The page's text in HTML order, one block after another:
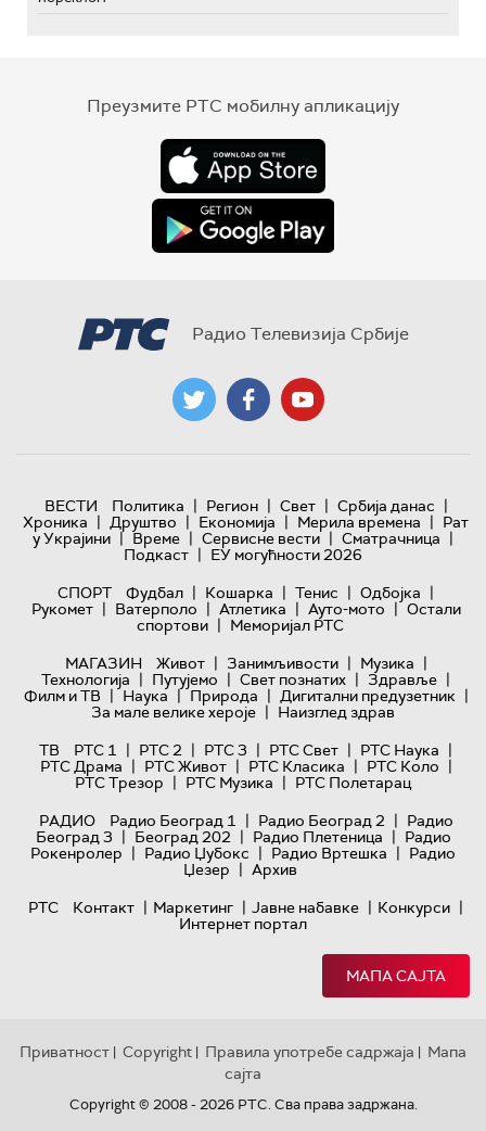
Преузмите РТС мобилну апликацију
Радио Телевизија Србије
ВЕСТИ Политика | Регион | Свет | Србија данас |
Хроника | Друштво | Економија | Мерила времена | Рат
у Украјини | Време | Сервисне вести | Сматрачница |
Подкаст | ЕУ могућности 2026
СПОРТ
Фудбал | Кошарка | Тенис | Одбојка |
Рукомет | Ватерполо | Атлетика | Ауто-мото | Остали
спортови | Меморијал РТС
МАГАЗИН
Живот | Занимљивости | Музика |
Технологијa | Путујемо | Свет познатих | Здравље |
Филм и ТВ | Наука | Природа | Дигитални предузетник |
За мале велике хероје | Наизглед здрав
ТВ
РТС 1 | РТС 2 | РТС 3 | РТС Свет | РТС Наука |
РТС Драма | РТС Живот | РТС Класика | РТС Коло |
РТС Трезор | РТС Музика | РТС Полетарац
РАДИО
Радио Београд 1 | Радио Београд 2 | Радио
Београд 3 | Београд 202 | Радио Плетеница | Радио
Рокенролер | Радио Џубокс | Радио Вртешка | Радио
Џезер | Архив
РТС
Контакт | Маркетинг | Јавне набавке | Конкурси |
Интернет портал
МАПА САЈТА
Приватност | Copyright | Правила употребе садржаја | Мапа
сајта
Copyright © 2008 - 2026 РТС. Сва права задржана.